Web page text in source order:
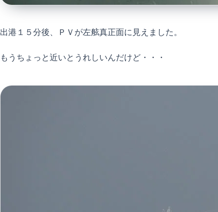
出港１５分後、ＰＶが左舷真正面に見えました。
もうちょっと近いとうれしいんだけど・・・